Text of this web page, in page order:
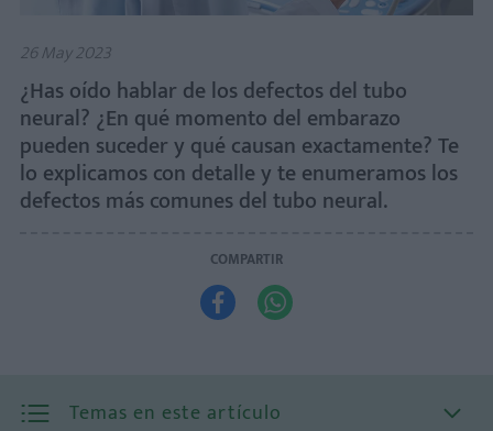
26 May 2023
¿Has oído hablar de los defectos del tubo
neural? ¿En qué momento del embarazo
pueden suceder y qué causan exactamente? Te
lo explicamos con detalle y te enumeramos los
defectos más comunes del tubo neural.
COMPARTIR
 
Temas en este artículo